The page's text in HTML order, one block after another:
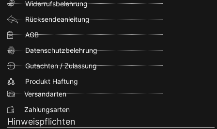
Widerrufsbelehrung
Rücksendeanleitung
AGB
Datenschutzbelehrung
Gutachten / Zulassung
Produkt Haftung
Versandarten
Zahlungsarten
Hinweispflichten